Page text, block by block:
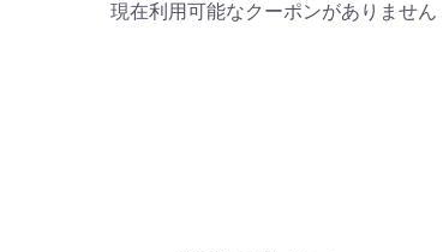
現在利用可能なクーポンがありません